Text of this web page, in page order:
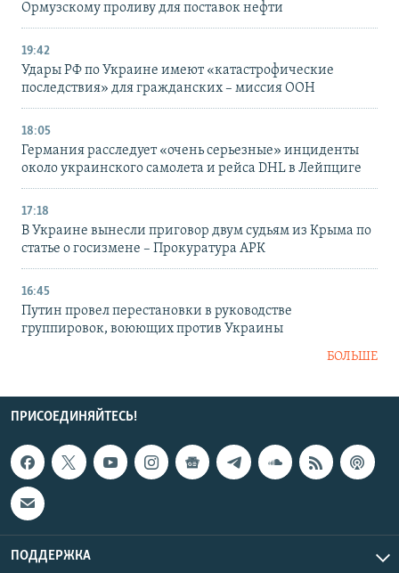
Ормузскому проливу для поставок нефти
19:42
Удары РФ по Украине имеют «катастрофические
последствия» для гражданских – миссия ООН
18:05
Германия расследует «очень серьезные» инциденты
около украинского самолета и рейса DHL в Лейпциге
17:18
В Украине вынесли приговор двум судьям из Крыма по
статье о госизмене – Прокуратура АРК
16:45
Путин провел перестановки в руководстве
группировок, воюющих против Украины
БОЛЬШЕ
ПРИСОЕДИНЯЙТЕСЬ!
ПОДДЕРЖКА